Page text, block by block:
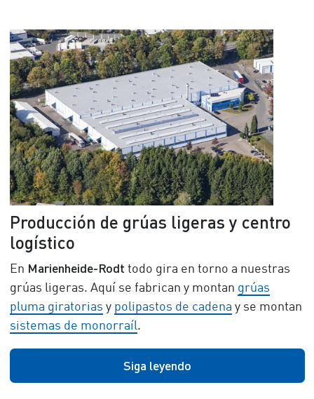
Producción de grúas ligeras y centro
logístico
En Marienheide-Rodt todo gira en torno a nuestras
grúas ligeras. Aquí se fabrican y montan grúas
pluma giratorias y polipastos de cadena y se montan
sistemas de monorraíl.
Siga leyendo